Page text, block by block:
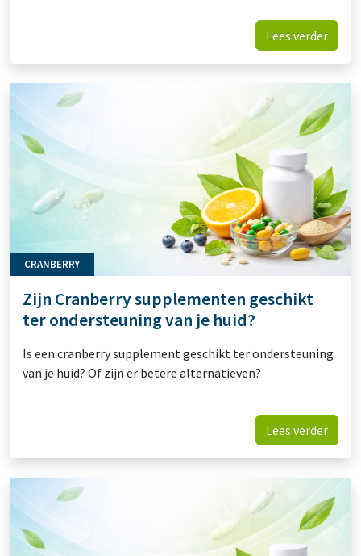
Lees verder
CRANBERRY
Zijn Cranberry supplementen geschikt
ter ondersteuning van je huid?
Is een cranberry supplement geschikt ter ondersteuning
van je huid? Of zijn er betere alternatieven?
Lees verder